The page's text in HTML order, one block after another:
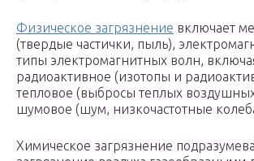
Физическое загрязнение включает
(твердые частички, пыль),
типы электромагнитных волн,
радиоактивное (изотопы и
тепловое (выбросы теплых
шумовое (шум, низкочастотные
Химическое загрязнение